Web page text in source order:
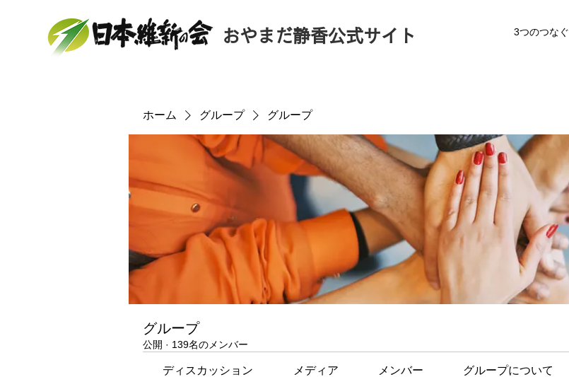
おやまだ静香公式サイト 3つのつなぐ
ホーム グループ グループ
グループ
公開 · 139名のメンバー
ディスカッション メディア メンバー グループについて